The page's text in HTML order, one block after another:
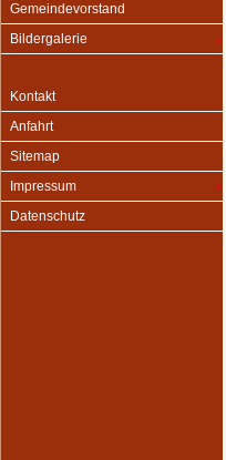
Gemeindevorstand
Bildergalerie
Kontakt
Anfahrt
Sitemap
Impressum
Datenschutz